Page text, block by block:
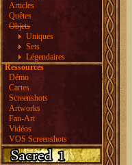
Articles
Quêtes
Objets
Uniques
Sets
Légendaires
Ressources
Démo
Cartes
Screenshots
Artworks
Fan-Art
Vidéos
VOS Screenshots